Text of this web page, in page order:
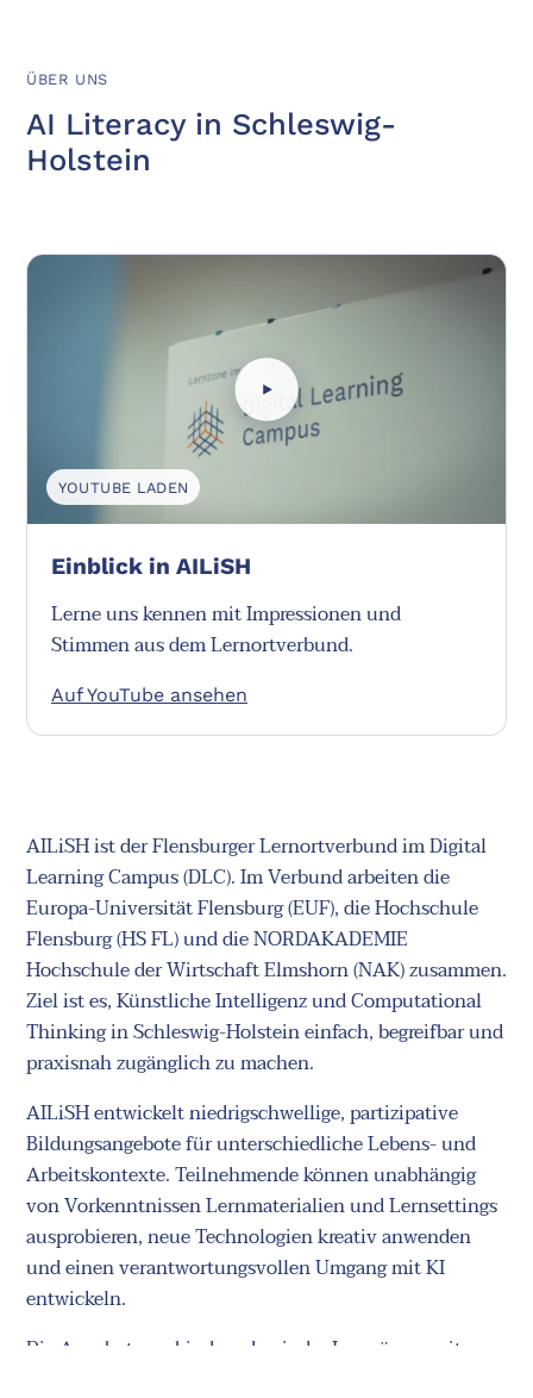
ÜBER UNS
AI Literacy in Schleswig-
Holstein
AILiSH ist der Flensburger Lernortverbund im Digital
Learning Campus (DLC). Im Verbund arbeiten die
Europa-Universität Flensburg (EUF), die Hochschule
Flensburg (HS FL) und die NORDAKADEMIE
Hochschule der Wirtschaft Elmshorn (NAK) zusammen.
Ziel ist es, Künstliche Intelligenz und Computational
Thinking in Schleswig-Holstein einfach, begreifbar und
praxisnah zugänglich zu machen.
AILiSH entwickelt niedrigschwellige, partizipative
Bildungsangebote für unterschiedliche Lebens- und
Arbeitskontexte. Teilnehmende können unabhängig
von Vorkenntnissen Lernmaterialien und Lernsettings
ausprobieren, neue Technologien kreativ anwenden
und einen verantwortungsvollen Umgang mit KI
entwickeln.
Die Angebote verbinden physische Lernräume mit
YOUTUBE LADEN
Einblick in AILiSH
Lerne uns kennen mit Impressionen und
Stimmen aus dem Lernortverbund.
Auf YouTube ansehen